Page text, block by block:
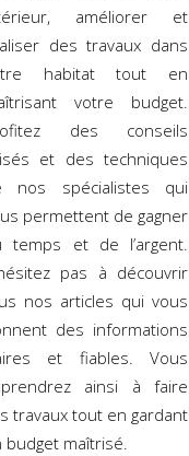
améliorer et
des travaux dans
habitat tout en
votre budget.
des conseils
et des techniques
nos spécialistes qui
permettent de gagner
temps et de l’argent.
pas à découvrir
nos articles qui vous
des informations
et fiables. Vous
ainsi à faire
travaux tout en gardant
budget maîtrisé.